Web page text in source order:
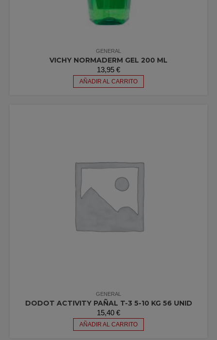
GENERAL
VICHY NORMADERM GEL 200 ML
13,95 €
AÑADIR AL CARRITO
GENERAL
DODOT ACTIVITY PAÑAL T-3 5-10 KG 56 UNID
15,40 €
AÑADIR AL CARRITO